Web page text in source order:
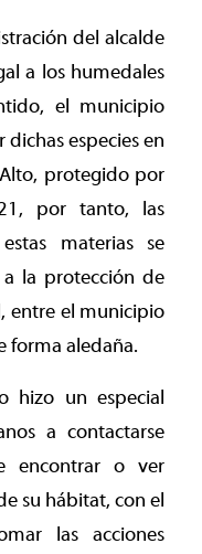
del alcalde
a los humedales
el municipio
especies en
protegido por
por tanto, las
materias se
la protección de
entre el municipio
forma aledaña.
hizo un especial
a contactarse
encontrar o ver
su hábitat, con el
las acciones